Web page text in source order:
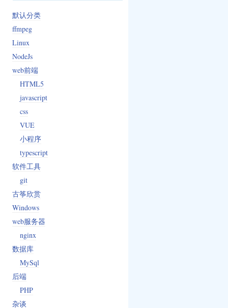
默认分类
ffmpeg
Linux
NodeJs
web前端
HTML5
javascript
css
VUE
小程序
typescript
软件工具
git
古筝欣赏
Windows
web服务器
nginx
数据库
MySql
后端
PHP
杂谈